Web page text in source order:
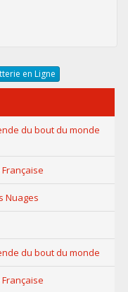
en Ligne
du bout du monde
Nuages
du bout du monde